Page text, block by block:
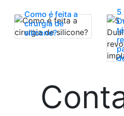
Como é feita a
cirurgia de
silicone?
5